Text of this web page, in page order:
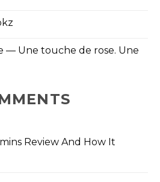
— Une touche de rose. Une
Review And How It